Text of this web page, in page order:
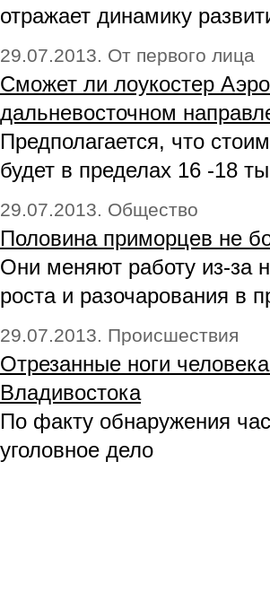
отражает динамику
29.07.2013. От первого лица
Сможет ли лоукостер
дальневосточном
Предполагается, что
будет в пределах 16 -18
29.07.2013. Общество
Половина приморцев не
Они меняют работу из-за
роста и разочарования в
29.07.2013. Происшествия
Отрезанные ноги
Владивостока
По факту обнаружения
уголовное дело